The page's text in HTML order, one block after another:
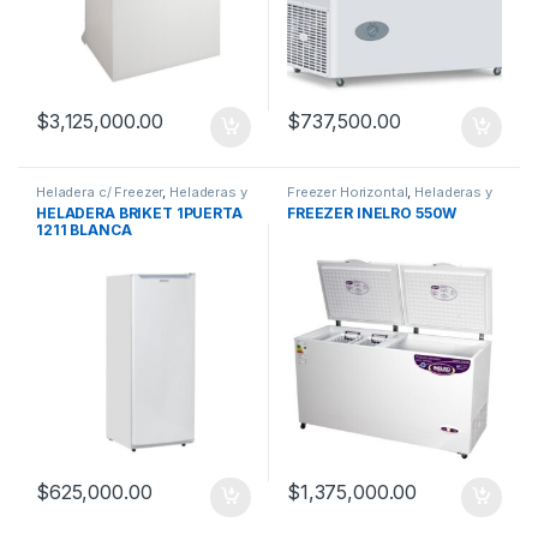
$3,125,000.00 $737,500.00
Heladera c/ Freezer, Heladeras y
Freezer
HELADERA BRIKET 1PUERTA
1211 BLANCA
$625,000.00
Freezer Horizontal Heladeras y
Freezer
FREEZER INELRO 550W
$1,375,000.00